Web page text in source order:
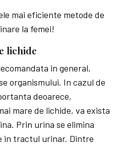
mai eficiente metode de
la femei!
lichide
in general,
organismului. In cazul de
deoarece,
mare de lichide, va exista
Prin urina se elimina
in tractul urinar. Dintre